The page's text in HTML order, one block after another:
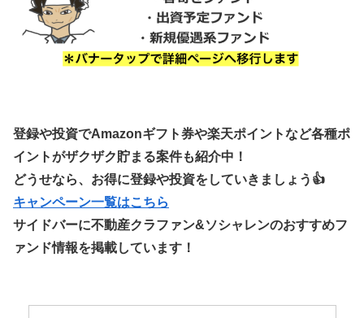
登録や投資でAmazonギフト券や楽天ポイントなど各種ポ
イントがザクザク貯まる案件も紹介中！
どうせなら、お得に登録や投資をしていきましょう👍
キャンペーン一覧はこちら
サイドバーに不動産クラファン&ソシャレンのおすすめフ
ァンド情報を掲載しています！